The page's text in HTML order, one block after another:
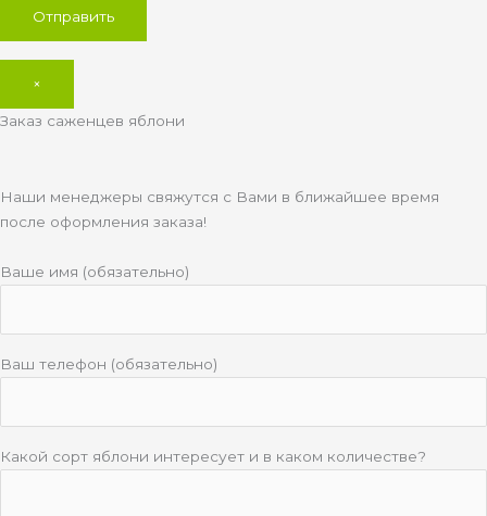
×
Заказ саженцев яблони
Наши менеджеры свяжутся с Вами в ближайшее время
после оформления заказа!
Ваше имя (обязательно)
Ваш телефон (обязательно)
Какой сорт яблони интересует и в каком количестве?